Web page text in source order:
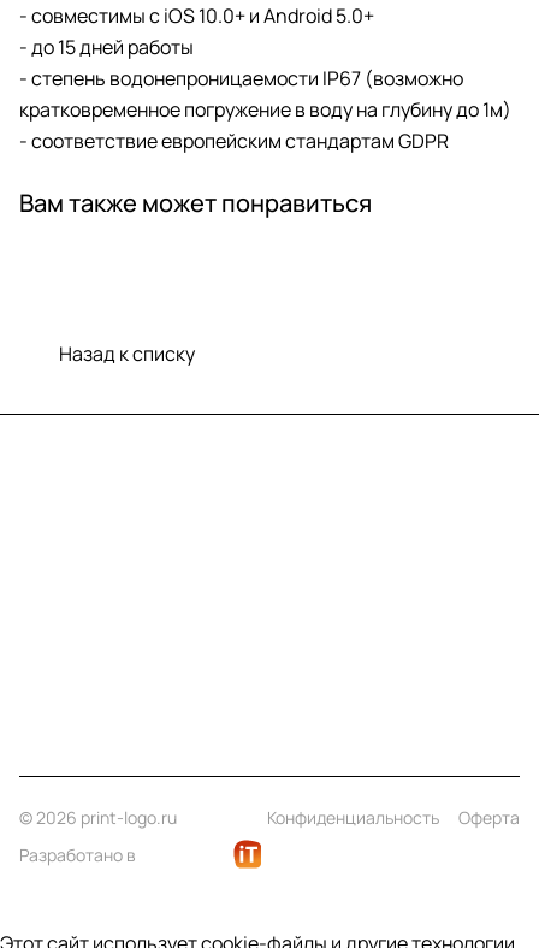
- совместимы с iOS 10.0+ и Android 5.0+
- до 15 дней работы
- степень водонепроницаемости IP67 (возможно
кратковременное погружение в воду на глубину до 1м)
- соответствие европейским стандартам GDPR
Вам также может понравиться
Назад к списку
© 2026 print-logo.ru Конфиденциальность
Оферта
Разработано в